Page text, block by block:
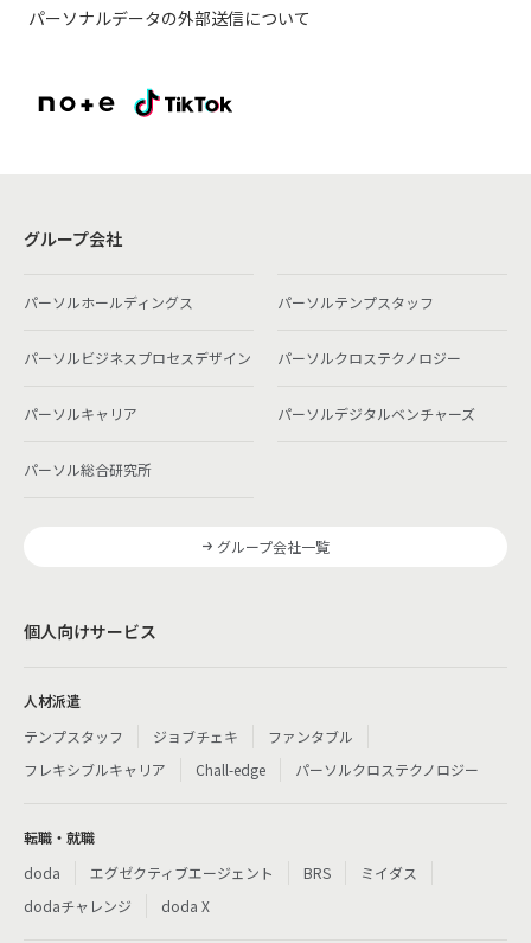
パーソナルデータの外部送信について
グループ会社
パーソルホールディングス パーソルテンプスタッフ
パーソルビジネスプロセスデザイン パーソルクロステクノロジー
パーソルキャリア パーソルデジタルベンチャーズ
パーソル総合研究所
グループ会社一覧
個人向けサービス
人材派遣
テンプスタッフ
ジョブチェキ
ファンタブル
フレキシブルキャリア
Chall-edge パーソルクロステクノロジー
転職・就職
doda
エグゼクティブエージェント BRS
ミイダス
dodaチャレンジ
doda X